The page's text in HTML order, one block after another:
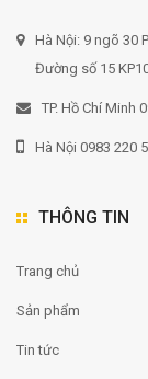
Hà Nội: 9 ngõ 30
Đường số 15
TP. Hồ Chí Minh
Hà Nội 0983 220
THÔNG TIN
Trang chủ
Sản phẩm
Tin tức